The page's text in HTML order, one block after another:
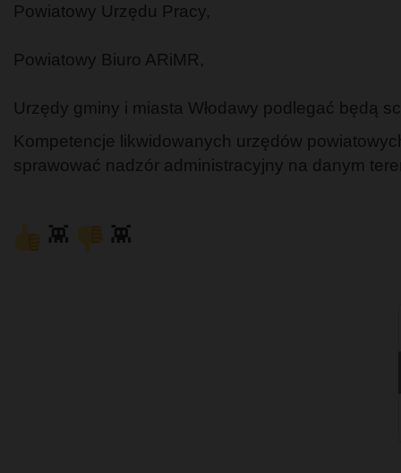
Powiatowy Urzędu Pracy,
Powiatowy Biuro ARiMR,
Urzędy gminy i miasta Włodawy podlegać będą
Kompetencje likwidowanych urzędów
sprawować nadzór administracyjny na danym
👾 👾